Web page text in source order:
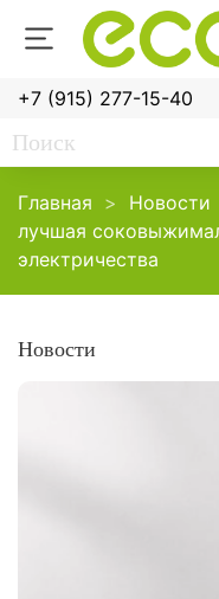
+7 (915) 277-15-40
Главная
Новости
лучшая
электричества
Новости